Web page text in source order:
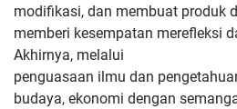
modifikasi, dan membuat produk
memberi kesempatan merefleksi
Akhirnya, melalui
penguasaan ilmu dan
budaya, ekonomi dengan